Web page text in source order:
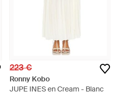
223 €
Ronny Kobo
JUPE INES en Cream - Blanc